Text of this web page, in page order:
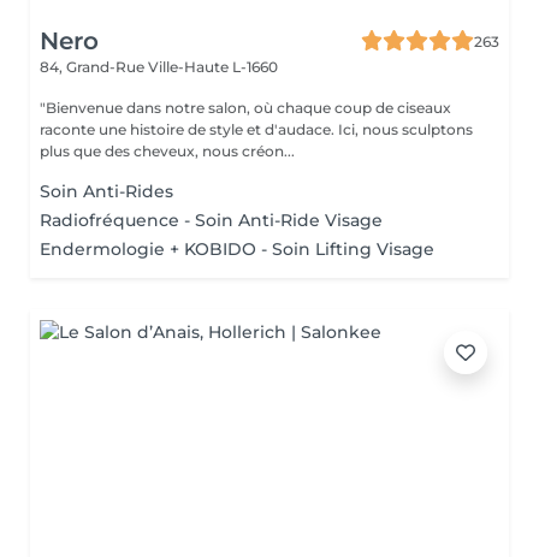
Nero
263
84, Grand-Rue Ville-Haute L-1660
"Bienvenue dans notre salon, où chaque coup de ciseaux
raconte une histoire de style et d'audace. Ici, nous sculptons
plus que des cheveux, nous créon...
Soin Anti-Rides
Radiofréquence - Soin Anti-Ride Visage
Endermologie + KOBIDO - Soin Lifting Visage